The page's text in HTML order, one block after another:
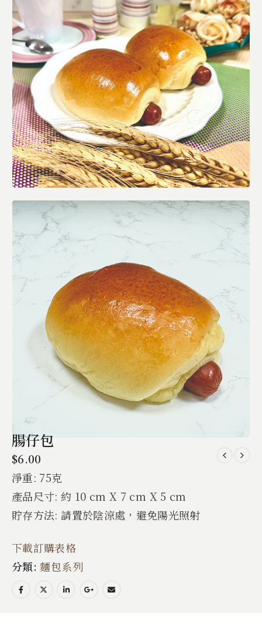
腸仔包
$6.00
淨重: 75克
產品尺寸: 約 10 cm X 7 cm X 5 cm
貯存方法: 請置於陰涼處，避免陽光照射
下載訂購表格
分類:麵包系列